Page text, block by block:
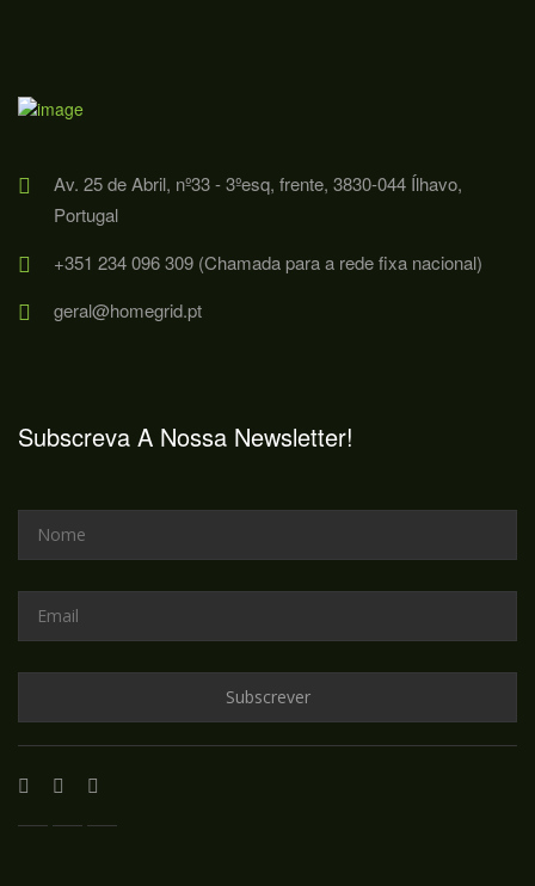
Av. 25 de Abril, nº33 - 3ºesq, frente, 3830-044 Ílhavo,
Portugal
+351 234 096 309 (Chamada para a rede fixa nacional)
geral@homegrid.pt
Subscreva A Nossa Newsletter!